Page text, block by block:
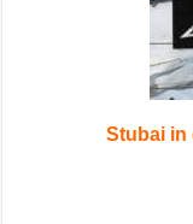
Stubai in